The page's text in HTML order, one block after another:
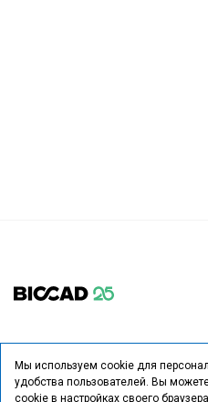
Курс на выздоровление
Мы используем cookie для
удобства пользователей. Вы
cookie в настройках своего